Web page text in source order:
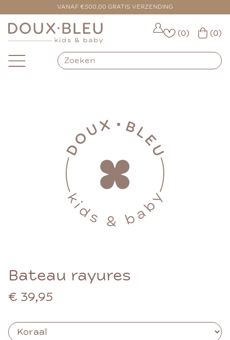
VANAF €500,00 GRATIS VERZENDING
(0) (0)
Bateau rayures
€ 39,95